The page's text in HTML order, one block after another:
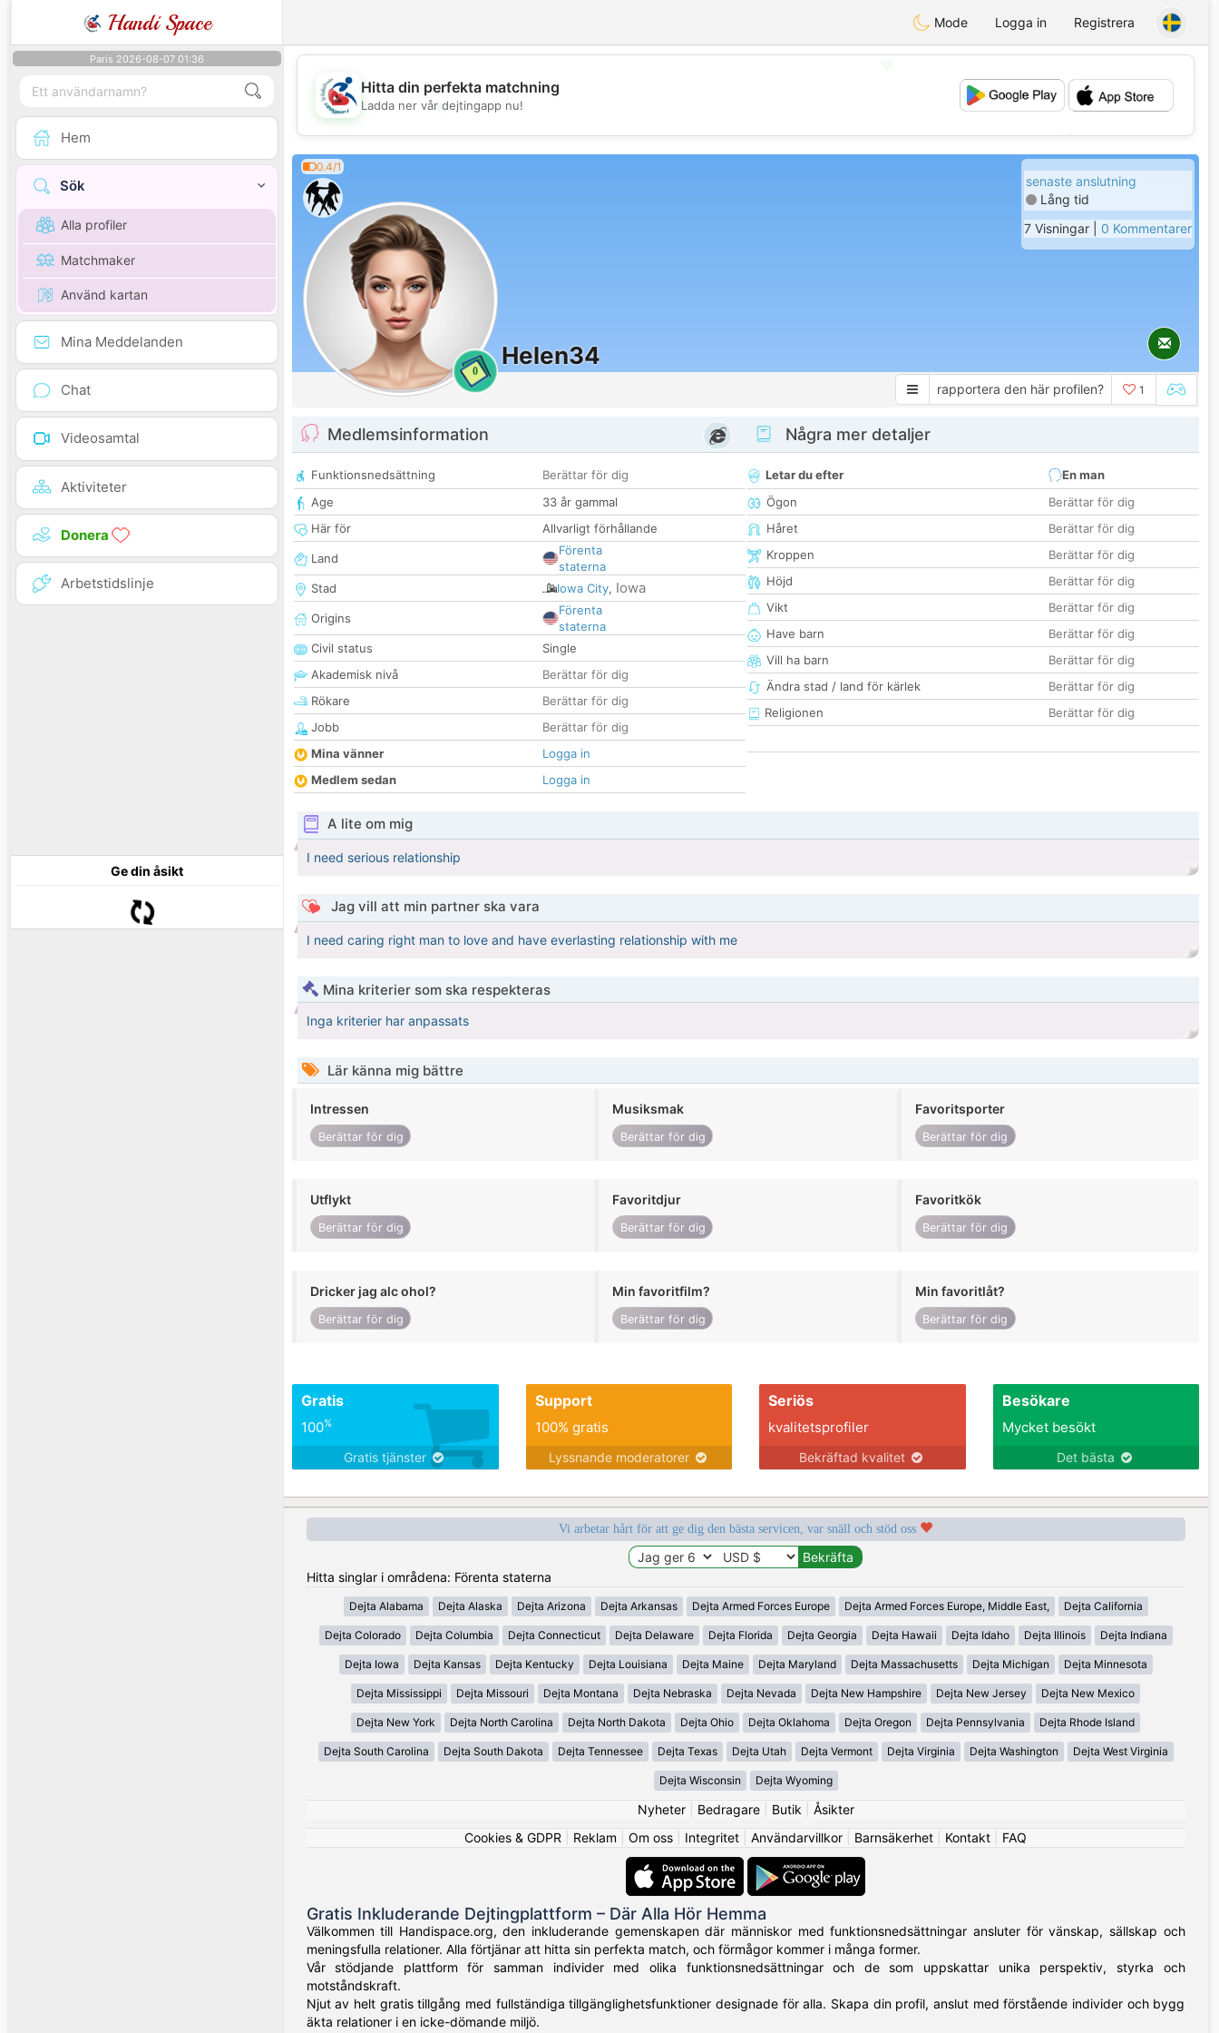
Handi Space Mode Logga in Registrera
Paris 2026-08-07 01:36
Hem
Sök
Alla profiler
Matchmaker
Använd kartan
Mina Meddelanden
Chat
Videosamtal
Aktiviteter
Donera
Arbetstidslinje
Ge din åsikt
💖
💕
Hitta din perfekta matchning
Ladda ner vår dejtingapp nu!
0.4/1
0
Helen34
senaste anslutning
Lång tid
7 Visningar | 0 Kommentarer
rapportera den här profilen? 1
Medlemsinformation
Funktionsnedsättning
Berättar för dig
Age
33 år gammal
Här för
Allvarligt förhållande
Land
Förenta
staterna
Stad
Iowa City, Iowa
Origins
Förenta
staterna
Civil status
Single
Akademisk nivå
Berättar för dig
Rökare
Berättar för dig
Jobb
Berättar för dig
Mina vänner
Logga in
Medlem sedan
Logga in
Några mer detaljer
Letar du efter
En man
Ögon
Berättar för dig
Håret
Berättar för dig
Kroppen
Berättar för dig
Höjd
Berättar för dig
Vikt
Berättar för dig
Have barn
Berättar för dig
Vill ha barn
Berättar för dig
Ändra stad / land för kärlek
Berättar för dig
Religionen
Berättar för dig
A lite om mig
I need serious relationship
Jag vill att min partner ska vara
I need caring right man to love and have everlasting relationship with me
Mina kriterier som ska respekteras
Inga kriterier har anpassats
Lär känna mig bättre
Intressen
Berättar för dig
Musiksmak
Berättar för dig
Favoritsporter
Berättar för dig
Utflykt
Berättar för dig
Favoritdjur
Berättar för dig
Favoritkök
Berättar för dig
Dricker jag alc ohol?
Berättar för dig
Min favoritfilm?
Berättar för dig
Min favoritlåt?
Berättar för dig
Gratis
100%
Gratis tjänster
Support
100% gratis
Lyssnande moderatorer
Seriös
kvalitetsprofiler
Bekräftad kvalitet
Besökare
Mycket besökt
Det bästa
Vi arbetar hårt för att ge dig den bästa servicen, var snäll och stöd oss
Hitta singlar i områdena: Förenta staterna
Dejta Alabama Dejta Alaska Dejta Arizona Dejta Arkansas Dejta Armed Forces Europe Dejta Armed Forces Europe, Middle East, Dejta California
Dejta Colorado Dejta Columbia Dejta Connecticut Dejta Delaware Dejta Florida Dejta Georgia Dejta Hawaii Dejta Idaho Dejta Illinois Dejta Indiana
Dejta Iowa Dejta Kansas Dejta Kentucky Dejta Louisiana Dejta Maine Dejta Maryland Dejta Massachusetts Dejta Michigan Dejta Minnesota
Dejta Mississippi Dejta Missouri Dejta Montana Dejta Nebraska Dejta Nevada Dejta New Hampshire Dejta New Jersey Dejta New Mexico
Dejta New York Dejta North Carolina Dejta North Dakota Dejta Ohio Dejta Oklahoma Dejta Oregon Dejta Pennsylvania Dejta Rhode Island
Dejta South Carolina Dejta South Dakota Dejta Tennessee Dejta Texas Dejta Utah Dejta Vermont Dejta Virginia Dejta Washington Dejta West Virginia
Dejta Wisconsin Dejta Wyoming
Nyheter| Bedragare| Butik
Åsikter
Cookies & GDPR
Reklam Om oss Integritet Användarvillkor Barnsäkerhet Kontakt FAQ
Gratis Inkluderande Dejtingplattform – Där Alla Hör Hemma
Välkommen till Handispace.org, den inkluderande gemenskapen där människor med funktionsnedsättningar ansluter för vänskap, sällskap och
meningsfulla relationer. Alla förtjänar att hitta sin perfekta match, och förmågor kommer i många former.
Vår stödjande plattform för samman individer med olika funktionsnedsättningar och de som uppskattar unika perspektiv, styrka och
motståndskraft.
Njut av helt gratis tillgång med fullständiga tillgänglighetsfunktioner designade för alla. Skapa din profil, anslut med förstående individer och bygg
äkta relationer i en icke-dömande miljö.